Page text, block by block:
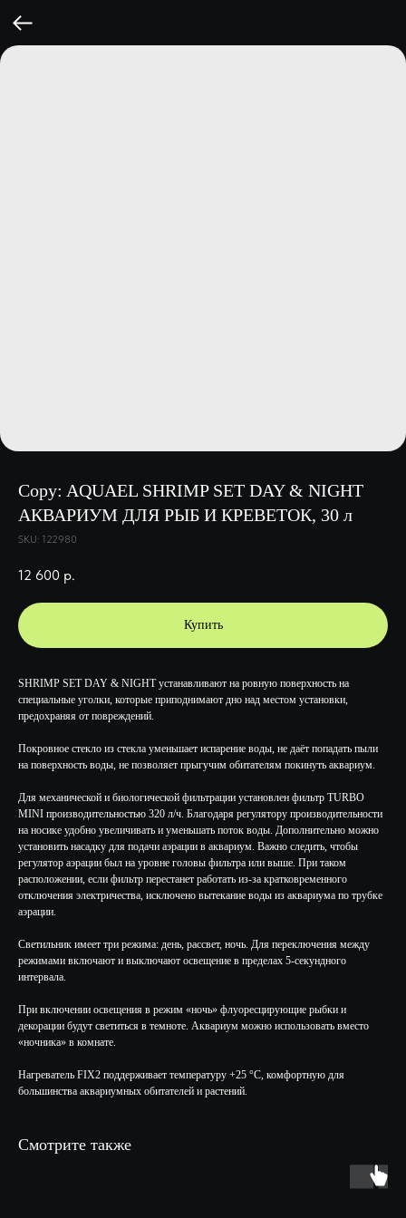
Copy: AQUAEL SHRIMP SET DAY & NIGHT
АКВАРИУМ ДЛЯ РЫБ И КРЕВЕТОК, 30 л
SKU: 122980
12 600 р.
Купить
SHRIMP SET DAY & NIGHT устанавливают на ровную поверхность на
специальные уголки, которые приподнимают дно над местом установки,
предохраняя от повреждений.
Покровное стекло из стекла уменьшает испарение воды, не даёт попадать пыли
на поверхность воды, не позволяет прыгучим обитателям покинуть аквариум.
Для механической и биологической фильтрации установлен фильтр TURBO
MINI производительностью 320 л/ч. Благодаря регулятору производительности
на носике удобно увеличивать и уменьшать поток воды. Дополнительно можно
установить насадку для подачи аэрации в аквариум. Важно следить, чтобы
регулятор аэрации был на уровне головы фильтра или выше. При таком
расположении, если фильтр перестанет работать из-за кратковременного
отключения электричества, исключено вытекание воды из аквариума по трубке
аэрации.
Светильник имеет три режима: день, рассвет, ночь. Для переключения между
режимами включают и выключают освещение в пределах 5-секундного
интервала.
При включении освещения в режим «ночь» флуоресцирующие рыбки и
декорации будут светиться в темноте. Аквариум можно использовать вместо
«ночника» в комнате.
Нагреватель FIX2 поддерживает температуру +25 °C, комфортную для
большинства аквариумных обитателей и растений.
Смотрите также